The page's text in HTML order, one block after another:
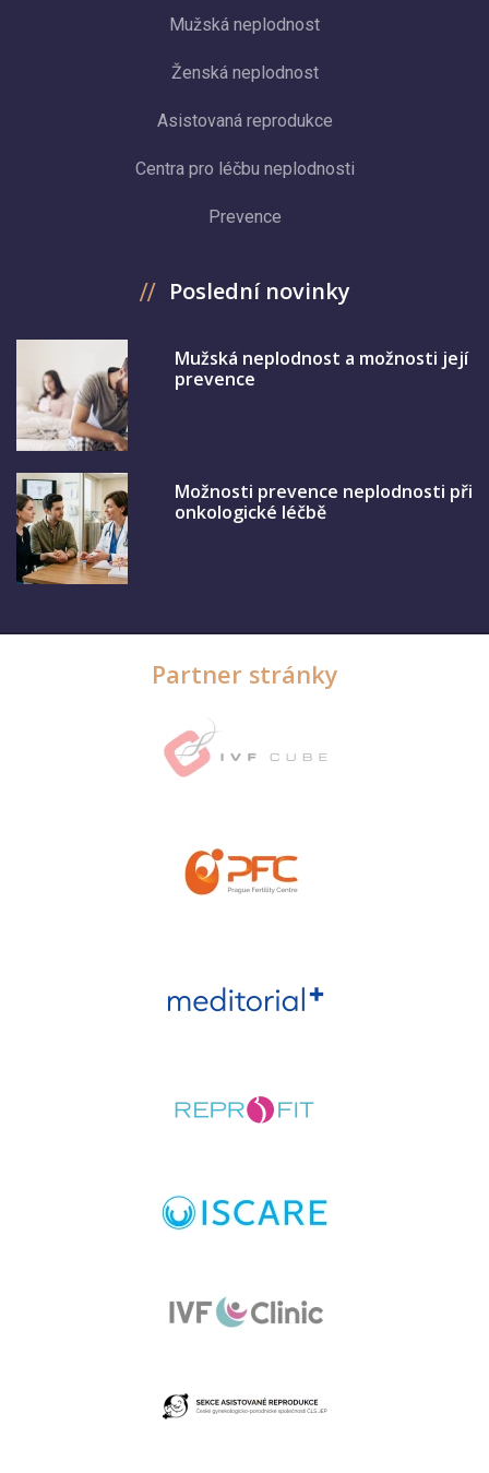
Mužská neplodnost
Ženská neplodnost
Asistovaná reprodukce
Centra pro léčbu neplodnosti
Prevence
Poslední novinky
Mužská neplodnost a možnosti její
prevence
Možnosti prevence neplodnosti při
onkologické léčbě
Partner stránky